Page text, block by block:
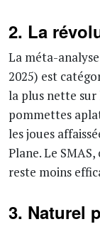
2. La
La méta-
2025) est
la plus nette sur
pommettes
les joues
Plane. Le
reste moins
3. Naturel